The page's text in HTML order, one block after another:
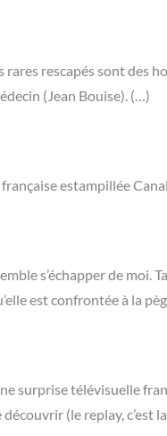
rescapés sont des
(Jean Bouise). (…)
estampillée
s’échapper de moi.
est confrontée à la
surprise télévisuelle
(le replay, c’est